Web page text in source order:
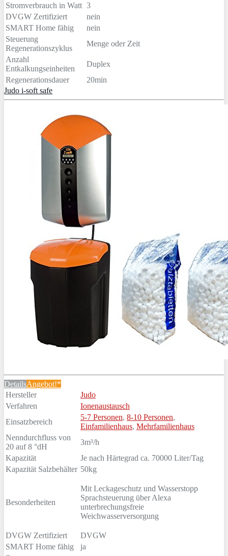
Stromverbrauch in Watt 3
DVGW Zertifiziert
nein
SMART Home fähig
nein
Steuerung
Regenerationszyklus
Menge oder Zeit
Anzahl
Entkalkungseinheiten
Duplex
Regenerationsdauer
20min
Judo i-soft safe
DetailsAngebot!*
Hersteller
Judo
Verfahren
Ionenaustausch
Einsatzbereich
5-7 Personen, 8-10 Personen,
Einfamilienhaus, Mehrfamilienhaus
Nenndurchfluss von
20 auf 8 °dH
3m³/h
Kapazität
Je nach Härtegrad ca. 70000 Liter/Tag
Kapazität Salzbehälter 50kg
Besonderheiten
Mit Leckageschutz und Wasserstopp
Sprachsteuerung über Alexa
unterbrechungsfreie
Weichwasserversorgung
DVGW Zertifiziert
DVGW
SMART Home fähig
ja